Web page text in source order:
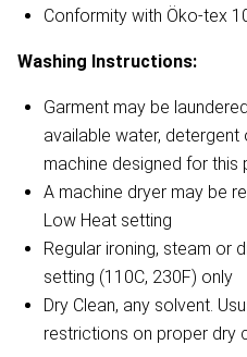
Conformity with Öko-tex
Washing Instructions:
Garment may be
available water,
machine designed for this
A machine dryer may be
Low Heat setting
Regular ironing, steam or
setting (110C, 230F) only
Dry Clean, any solvent.
restrictions on proper dry